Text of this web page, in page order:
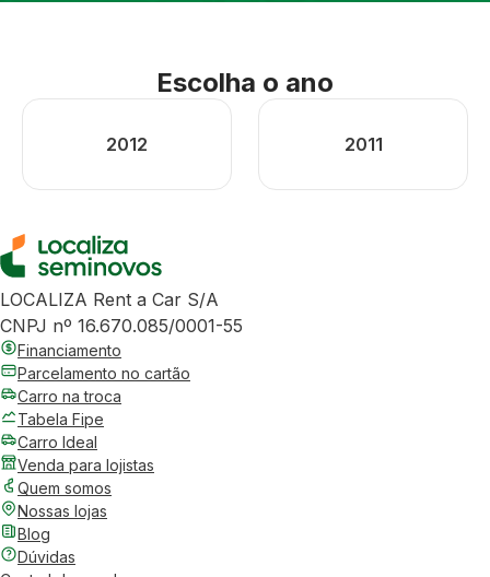
Escolha o ano
2012 2011
LOCALIZA Rent a Car S/A
CNPJ nº 16.670.085/0001-55
Financiamento
Parcelamento no cartão
Carro na troca
Tabela Fipe
Carro Ideal
Venda para lojistas
Quem somos
Nossas lojas
Blog
Dúvidas